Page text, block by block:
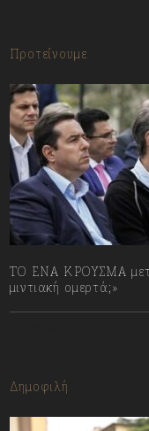
Προτείνουμε
ΤΟ ΕΝΑ ΚΡΟΥΣΜΑ
μιντιακή ομερτά;»
Δημοφιλή